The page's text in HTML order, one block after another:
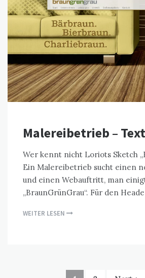
Malereibetrieb –
Wer kennt nicht Loriots Sketch
Ein Malereibetrieb sucht einen
und einen Webauftritt, man
„BraunGrünGrau“. Für den
WEITER LESEN